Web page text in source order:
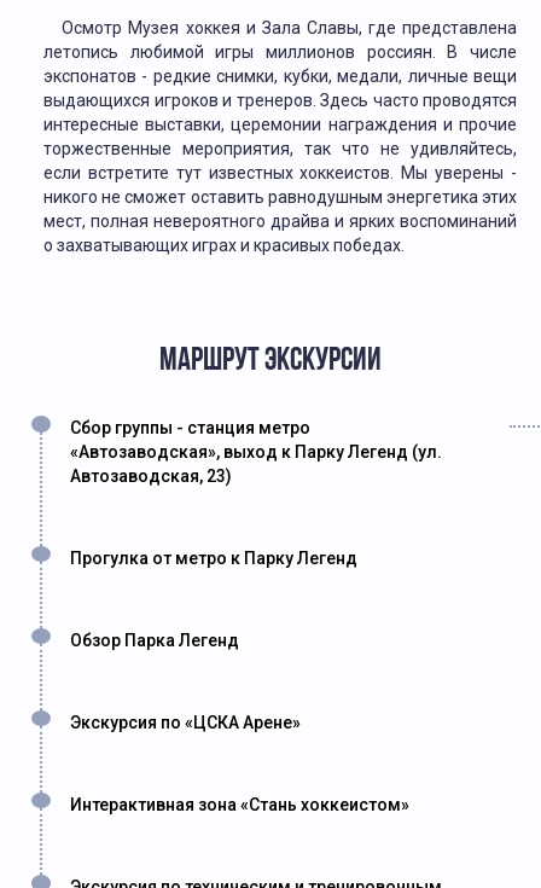
Осмотр Музея хоккея и Зала Славы, где представлена
летопись любимой игры миллионов россиян. В числе
экспонатов - редкие снимки, кубки, медали, личные вещи
выдающихся игроков и тренеров. Здесь часто проводятся
интересные выставки, церемонии награждения и прочие
торжественные мероприятия, так что не удивляйтесь,
если встретите тут известных хоккеистов. Мы уверены -
никого не сможет оставить равнодушным энергетика этих
мест, полная невероятного драйва и ярких воспоминаний
о захватывающих играх и красивых победах.
МАРШРУТ ЭКСКУРСИИ
Сбор группы - станция метро
«Автозаводская», выход к Парку Легенд (ул.
Автозаводская, 23)
Прогулка от метро к Парку Легенд
Обзор Парка Легенд
Экскурсия по «ЦСКА Арене»
Интерактивная зона «Стань хоккеистом»